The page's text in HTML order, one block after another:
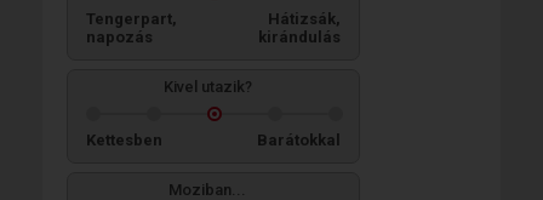
Tengerpart,
napozás
Hátizsák,
kirándulás
Kivel utazik?
Kettesben Barátokkal
Moziban...